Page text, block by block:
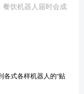
饮机器人届时会成
式各样机器人的“贴